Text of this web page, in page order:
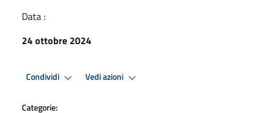
Data :
24 ottobre 2024
Condividi Vedi azioni
Categorie: